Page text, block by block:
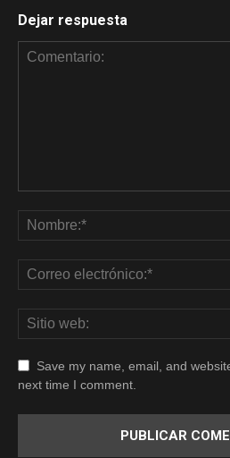
Dejar respuesta
Save my name, email, and
next time I comment.